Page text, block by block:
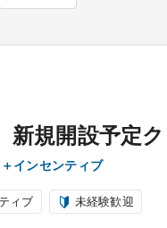
新規開設予定
インセンティブ
ィブ 未経験歓迎